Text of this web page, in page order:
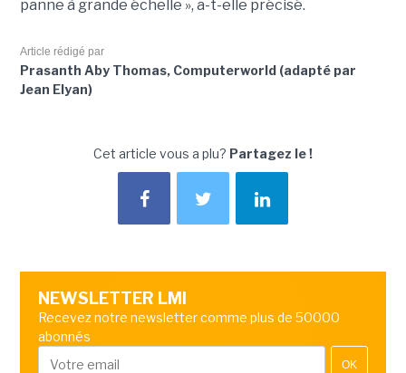
panne à grande échelle », a-t-elle précisé.
Article rédigé par
Prasanth Aby Thomas, Computerworld (adapté par
Jean Elyan)
Cet article vous a plu? Partagez le !
NEWSLETTER LMI
Recevez notre newsletter comme plus de 50000
abonnés
OK